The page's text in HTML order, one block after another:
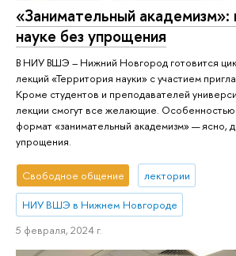
«Занимательный академизм»:
науке без упрощения
В НИУ ВШЭ – Нижний Новгород готовится
лекций «Территория науки» с участием
Кроме студентов и преподавателей
лекции смогут все желающие. Особенностью
формат «занимательный академизм» — ясно,
упрощения.
Свободное общение лектории
НИУ ВШЭ в Нижнем Новгороде
5 февраля, 2024 г.